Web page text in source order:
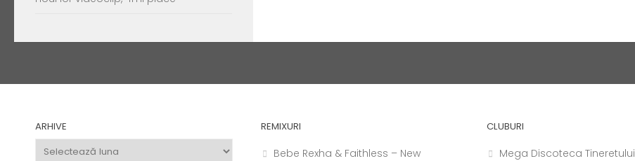
ARHIVE
Arhive
REMIXURI
Bebe Rexha & Faithless – New
CLUBURI
Mega Discoteca Tineretului